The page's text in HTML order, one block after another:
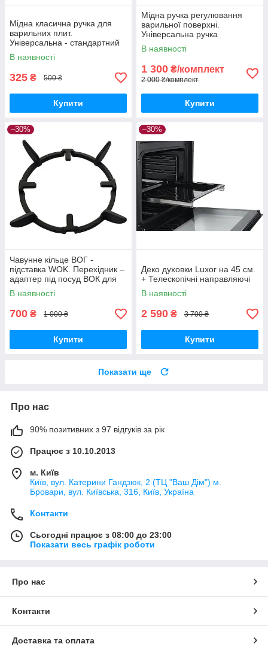
Мідна класична ручка для
варильних плит.
Універсальна - стандартний
роз'єм установки.
В наявності
325 ₴ 500 ₴
Купити
Мідна ручка регулювання
варильної поверхні.
Універсальна ручка
перемикач для варильних
плит і панелей
В наявності
1 300 ₴/комплект
2 000 ₴/комплект
Купити
–30%
Чавунне кільце ВОГ -
підставка WOK. Перехідник –
адаптер під посуд ВОК для
газових плит
В наявності
700 ₴ 1 000 ₴
Купити
–30%
Деко духовки Luxor на 45 см.
+ Телескопічні направляючі
В наявності
2 590 ₴ 3 700 ₴
Купити
Показати ще
Про нас
90% позитивних з 97 відгуків за рік
Працює з 10.10.2013
м. Київ
Київ, вул. Катерини Гандзюк, 2 (ТЦ "Ваш Дім") м.
Бровари, вул. Київська, 316, Київ, Україна
Контакти
Сьогодні працює з 08:00 до 23:00
Показати весь графік роботи
Про нас
Контакти
Доставка та оплата